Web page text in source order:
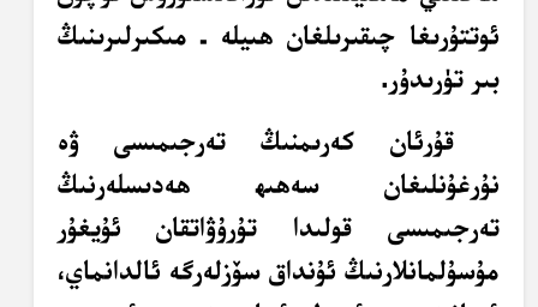
ئوتتۇرىغا چىقىرىلغان ھىيلە ـ مىكىرلىرىنىڭ
بىر تۈرىدۇر.
قۇرئان كەرىمنىڭ تەرجىمىسى ۋە
نۇرغۇنلىغان سەھىھ ھەدىسلەرنىڭ
تەرجىمىسى قولىدا تۇرۇۋاتقان ئۇيغۇر
مۇسۇلمانلارنىڭ ئۇنداق سۆزلەرگە ئالدانماي،